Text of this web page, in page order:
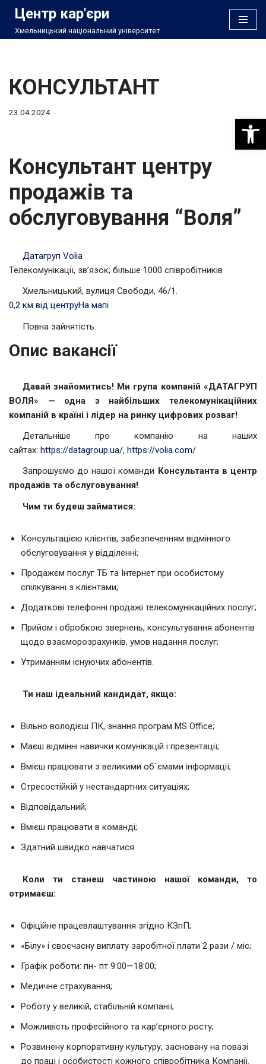
Перейти
Центр кар'єри
Хмельницький національний університет
КОНСУЛЬТАНТ
23.04.2024
Консультант центру
продажів та
обслуговування “Воля”
Датагруп Volia
Телекомунікації, зв’язок; більше 1000 співробітників
Хмельницький, вулиця Свободи, 46/1.
0,2 км від центруНа мапі
Повна зайнятість.
Опис вакансії
Давай знайомитись! Ми група компаній «ДАТАГРУП
ВОЛЯ» — одна з найбільших телекомунікаційних
компаній в країні і лідер на ринку цифрових розваг!
Детальніше про компанію на наших
сайтах: https://datagroup.ua/, https://volia.com/
Запрошуємо до нашої команди Консультанта в центр
продажів та обслуговування!
Чим ти будеш займатися:
Консультацією клієнтів, забезпеченням відмінного
обслуговування у відділенні;
Продажєм послуг ТБ та Інтернет при особистому
спілкуванні з клієнтами;
Додаткові телефонні продажі телекомунікаційних послуг;
Прийом і обробкою звернень, консультування абонентів
щодо взаєморозрахунків, умов надання послуг;
Утриманням існуючих абонентів.
Ти наш ідеальний кандидат, якщо:
Вільно володієш ПК, знання програм MS Office;
Маєш відмінні навички комунікацій і презентації;
Вмієш працювати з великими об`ємами інформації;
Стресостійкій у нестандартних ситуаціях;
Відповідальний;
Вмієш працювати в команді;
Здатний швидко навчатися.
Коли ти станеш частиною нашої команди, то
отримаєш:
Офіційне працевлаштування згідно КЗпП;
«Білу» і своєчасну виплату заробітної плати 2 рази / міс;
Графік роботи: пн- пт 9:00—18:00;
Медичне страхування;
Роботу у великій, стабільній компанії;
Можливість професійного та кар’єрного росту;
Розвинену корпоративну культуру, засновану на повазі
до праці і особистості кожного співробітника Компанії.